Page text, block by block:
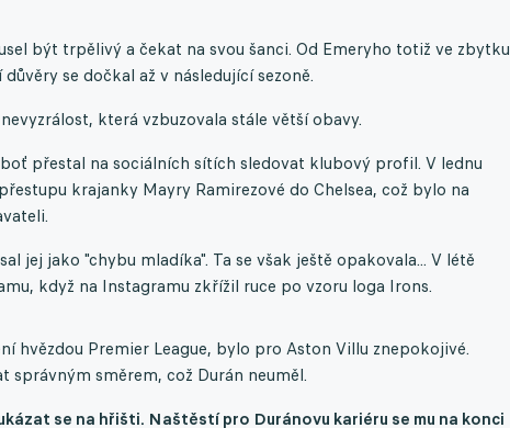
být trpělivý a čekat na svou šanci. Od Emeryho totiž ve zbytku
se dočkal až v následující sezoně.
která vzbuzovala stále větší obavy.
přestal na sociálních sítích sledovat klubový profil. V lednu
krajanky Mayry Ramirezové do Chelsea, což bylo na
jej jako "chybu mladíka". Ta se však ještě opakovala... V létě
když na Instagramu zkřížil ruce po vzoru loga Irons.
hvězdou Premier League, bylo pro Aston Villu znepokojivé.
správným směrem, což Durán neuměl.
se na hřišti. Naštěstí pro Duránovu kariéru se mu na konci